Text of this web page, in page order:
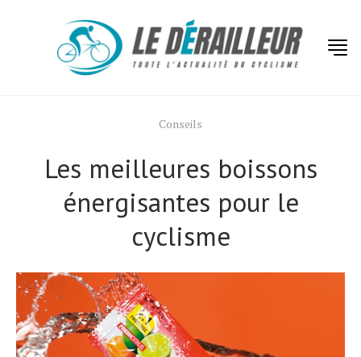
Conseils
Les meilleures boissons
énergisantes pour le
cyclisme